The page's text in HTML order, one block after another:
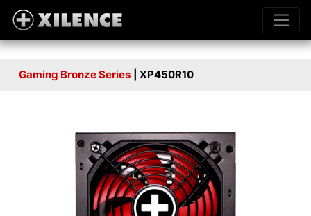
Gaming Bronze Series | XP450R10